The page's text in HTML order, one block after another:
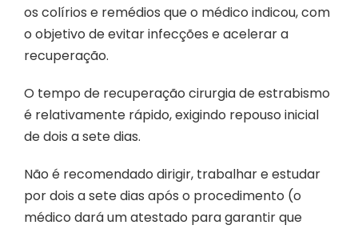
os colírios e remédios que o médico indicou, com
o objetivo de evitar infecções e acelerar a
recuperação.
O tempo de recuperação cirurgia de estrabismo
é relativamente rápido, exigindo repouso inicial
de dois a sete dias.
Não é recomendado dirigir, trabalhar e estudar
por dois a sete dias após o procedimento (o
médico dará um atestado para garantir que